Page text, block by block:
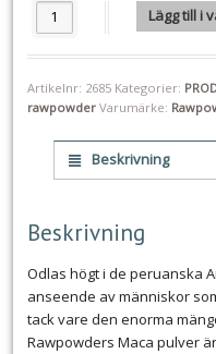
Macapulver Röd 200g EKO
Lägg till i
Artikelnr: 2685 Kategorier:
rawpowder Varumärke:
Beskrivning
Beskrivning
Odlas högt i de peruanska
anseende av människor
tack vare den enorma
Rawpowders Maca pulver